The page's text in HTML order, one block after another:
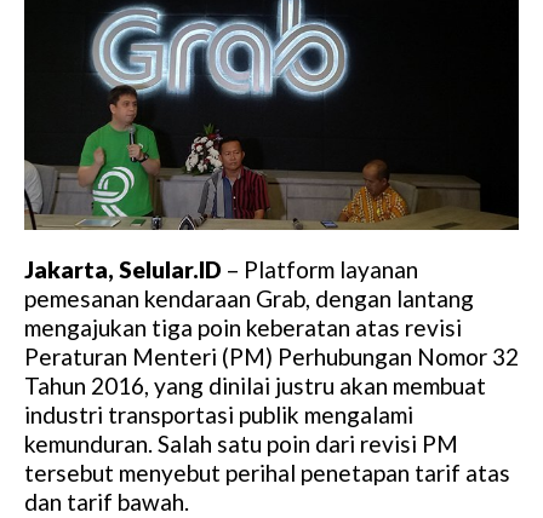
Jakarta, Selular.ID – Platform layanan
pemesanan kendaraan Grab, dengan lantang
mengajukan tiga poin keberatan atas revisi
Peraturan Menteri (PM) Perhubungan Nomor 32
Tahun 2016, yang dinilai justru akan membuat
industri transportasi publik mengalami
kemunduran. Salah satu poin dari revisi PM
tersebut menyebut perihal penetapan tarif atas
dan tarif bawah.